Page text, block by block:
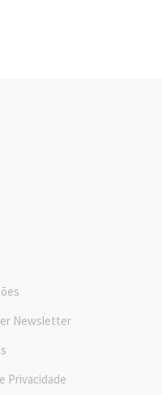
Newsletter
Privacidade